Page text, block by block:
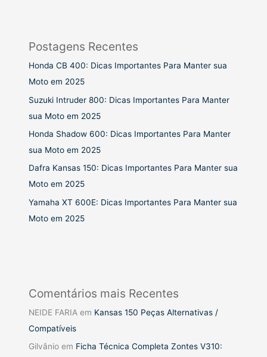
Postagens Recentes
Honda CB 400: Dicas Importantes Para Manter sua
Moto em 2025
Suzuki Intruder 800: Dicas Importantes Para Manter
sua Moto em 2025
Honda Shadow 600: Dicas Importantes Para Manter
sua Moto em 2025
Dafra Kansas 150: Dicas Importantes Para Manter sua
Moto em 2025
Yamaha XT 600E: Dicas Importantes Para Manter sua
Moto em 2025
Comentários mais Recentes
NEIDE FARIA em Kansas 150 Peças Alternativas /
Compatíveis
Gilvânio em Ficha Técnica Completa Zontes V310: